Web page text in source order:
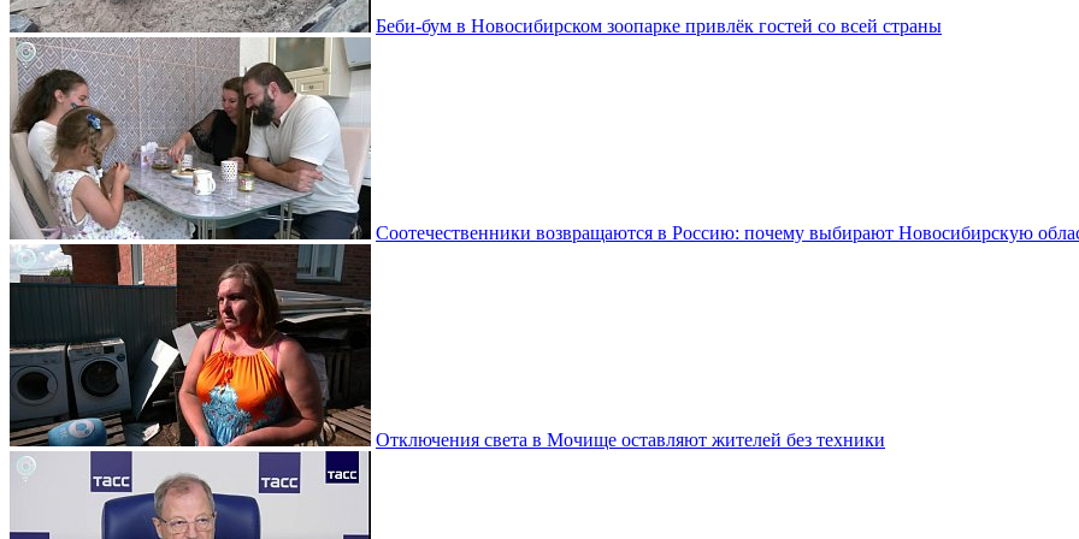
Беби-бум в Новосибирском зоопарке привлёк гостей со всей страны
Соотечественники возвращаются в Россию: почему выбирают Новосибирскую
Отключения света в Мочище оставляют жителей без техники